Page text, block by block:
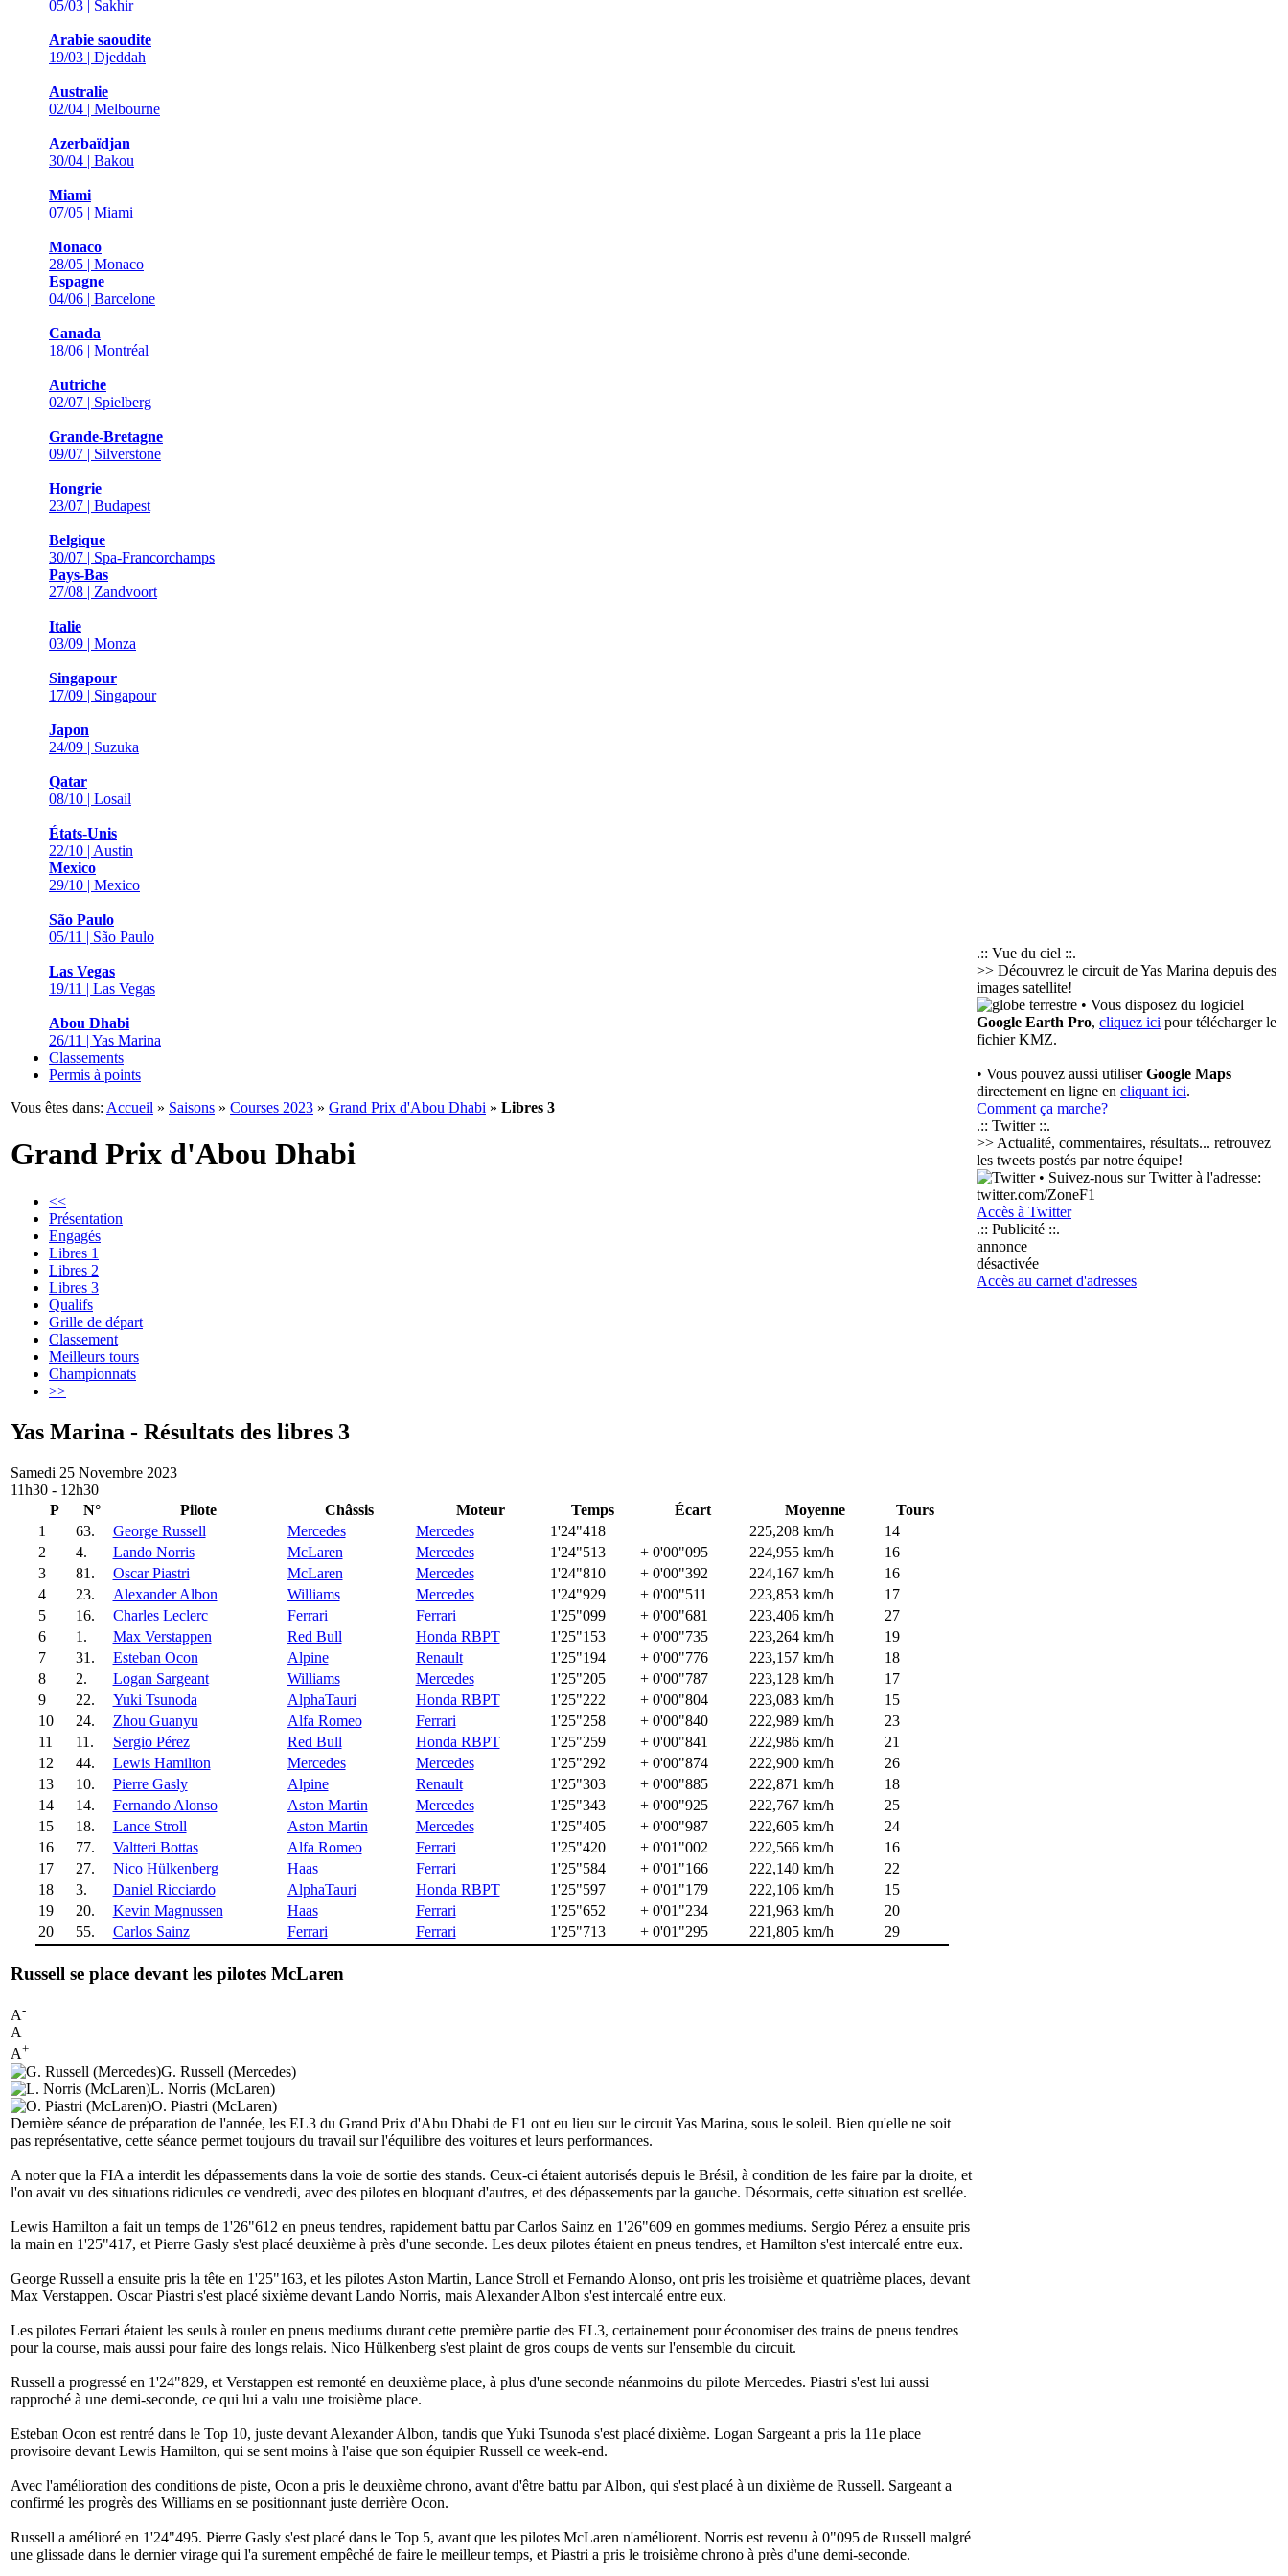
05/03 | Sakhir
Arabie saoudite
19/03 | Djeddah
Australie
02/04 | Melbourne
Azerbaïdjan
30/04 | Bakou
Miami
07/05 | Miami
Monaco
28/05 | Monaco
Espagne
04/06 | Barcelone
Canada
18/06 | Montréal
Autriche
02/07 | Spielberg
Grande-Bretagne
09/07 | Silverstone
Hongrie
23/07 | Budapest
Belgique
30/07 | Spa-Francorchamps
Pays-Bas
27/08 | Zandvoort
Italie
03/09 | Monza
Singapour
17/09 | Singapour
Japon
24/09 | Suzuka
Qatar
08/10 | Losail
États-Unis
22/10 | Austin
Mexico
29/10 | Mexico
São Paulo
05/11 | São Paulo
Las Vegas
19/11 | Las Vegas
Abou Dhabi
26/11 | Yas Marina
Classements
Permis à points
Vous êtes dans: Accueil » Saisons » Courses 2023 » Grand Prix d'Abou Dhabi » Libres 3
Grand Prix d'Abou Dhabi
<<
Présentation
Engagés
Libres 1
Libres 2
Libres 3
Qualifs
Grille de départ
Classement
Meilleurs tours
Championnats
>>
Yas Marina - Résultats des libres 3
Samedi 25 Novembre 2023
11h30 - 12h30
P
N° Pilote Châssis Moteur Temps Écart Moyenne
Tours
1
63. George Russell Mercedes Mercedes 1'24"418 225,208 km/h
14
2
4. Lando Norris McLaren Mercedes 1'24"513 + 0'00"095 224,955 km/h
16
3
81. Oscar Piastri McLaren Mercedes 1'24"810 + 0'00"392 224,167 km/h
16
4
23. Alexander Albon Williams Mercedes 1'24"929 + 0'00"511 223,853 km/h
17
5
16. Charles Leclerc Ferrari Ferrari 1'25"099 + 0'00"681 223,406 km/h
27
6
1. Max Verstappen Red Bull Honda RBPT 1'25"153 + 0'00"735 223,264 km/h
19
7
31. Esteban Ocon Alpine Renault 1'25"194 + 0'00"776 223,157 km/h
18
8
2. Logan Sargeant Williams Mercedes 1'25"205 + 0'00"787 223,128 km/h
17
9
22. Yuki Tsunoda AlphaTauri Honda RBPT 1'25"222 + 0'00"804 223,083 km/h
15
10
24. Zhou Guanyu Alfa Romeo Ferrari 1'25"258 + 0'00"840 222,989 km/h
23
11
11. Sergio Pérez Red Bull Honda RBPT 1'25"259 + 0'00"841 222,986 km/h
21
12
44. Lewis Hamilton Mercedes Mercedes 1'25"292 + 0'00"874 222,900 km/h
26
13
10. Pierre Gasly Alpine Renault 1'25"303 + 0'00"885 222,871 km/h
18
14
14. Fernando Alonso Aston Martin Mercedes 1'25"343 + 0'00"925 222,767 km/h
25
15
18. Lance Stroll Aston Martin Mercedes 1'25"405 + 0'00"987 222,605 km/h
24
16
77. Valtteri Bottas Alfa Romeo Ferrari 1'25"420 + 0'01"002 222,566 km/h
16
17
27. Nico Hülkenberg Haas Ferrari 1'25"584 + 0'01"166 222,140 km/h
22
18
3. Daniel Ricciardo AlphaTauri Honda RBPT 1'25"597 + 0'01"179 222,106 km/h
15
19
20. Kevin Magnussen Haas Ferrari 1'25"652 + 0'01"234 221,963 km/h
20
20
55. Carlos Sainz Ferrari Ferrari 1'25"713 + 0'01"295 221,805 km/h 29
Russell se place devant les pilotes McLaren
A-
A
A+
G. Russell (Mercedes)
L. Norris (McLaren)
O. Piastri (McLaren)
Dernière séance de préparation de l'année, les EL3 du Grand Prix d'Abu Dhabi de F1 ont eu lieu sur le circuit Yas Marina, sous le soleil. Bien qu'elle ne soit
pas représentative, cette séance permet toujours du travail sur l'équilibre des voitures et leurs performances.
A noter que la FIA a interdit les dépassements dans la voie de sortie des stands. Ceux-ci étaient autorisés depuis le Brésil, à condition de les faire par la droite, et
l'on avait vu des situations ridicules ce vendredi, avec des pilotes en bloquant d'autres, et des dépassements par la gauche. Désormais, cette situation est scellée.
Lewis Hamilton a fait un temps de 1'26"612 en pneus tendres, rapidement battu par Carlos Sainz en 1'26"609 en gommes mediums. Sergio Pérez a ensuite pris
la main en 1'25"417, et Pierre Gasly s'est placé deuxième à près d'une seconde. Les deux pilotes étaient en pneus tendres, et Hamilton s'est intercalé entre eux.
George Russell a ensuite pris la tête en 1'25"163, et les pilotes Aston Martin, Lance Stroll et Fernando Alonso, ont pris les troisième et quatrième places, devant
Max Verstappen. Oscar Piastri s'est placé sixième devant Lando Norris, mais Alexander Albon s'est intercalé entre eux.
Les pilotes Ferrari étaient les seuls à rouler en pneus mediums durant cette première partie des EL3, certainement pour économiser des trains de pneus tendres
pour la course, mais aussi pour faire des longs relais. Nico Hülkenberg s'est plaint de gros coups de vents sur l'ensemble du circuit.
Russell a progressé en 1'24"829, et Verstappen est remonté en deuxième place, à plus d'une seconde néanmoins du pilote Mercedes. Piastri s'est lui aussi
rapproché à une demi-seconde, ce qui lui a valu une troisième place.
Esteban Ocon est rentré dans le Top 10, juste devant Alexander Albon, tandis que Yuki Tsunoda s'est placé dixième. Logan Sargeant a pris la 11e place
provisoire devant Lewis Hamilton, qui se sent moins à l'aise que son équipier Russell ce week-end.
Avec l'amélioration des conditions de piste, Ocon a pris le deuxième chrono, avant d'être battu par Albon, qui s'est placé à un dixième de Russell. Sargeant a
confirmé les progrès des Williams en se positionnant juste derrière Ocon.
Russell a amélioré en 1'24"495. Pierre Gasly s'est placé dans le Top 5, avant que les pilotes McLaren n'améliorent. Norris est revenu à 0"095 de Russell malgré
une glissade dans le dernier virage qui l'a surement empêché de faire le meilleur temps, et Piastri a pris le troisième chrono à près d'une demi-seconde.
.:: Vue du ciel ::.
>> Découvrez le circuit de Yas Marina depuis des
images satellite!
• Vous disposez du logiciel
Google Earth Pro, cliquez ici pour télécharger le
fichier KMZ.
• Vous pouvez aussi utiliserGoogle Maps
directement en ligne en cliquant ici.
Comment ça marche?
.:: Twitter ::.
>> Actualité, commentaires, résultats... retrouvez
les tweets postés par notre équipe!
• Suivez-nous sur Twitter à l'adresse:
twitter.com/ZoneF1
Accès à Twitter
.:: Publicité ::.
annonce
désactivée
Accès au carnet d'adresses